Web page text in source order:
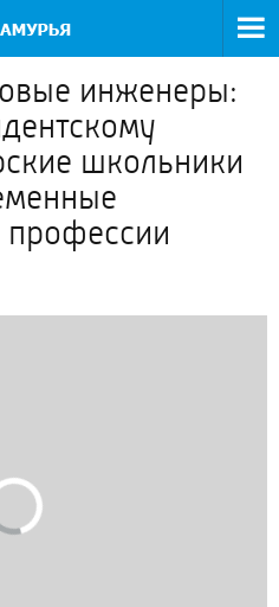
инженеры:
школьники
профессии